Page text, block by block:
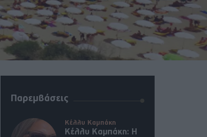
Παρεμβάσεις
Κέλλυ Καμπάκη
Κέλλυ Καμπάκη: Η